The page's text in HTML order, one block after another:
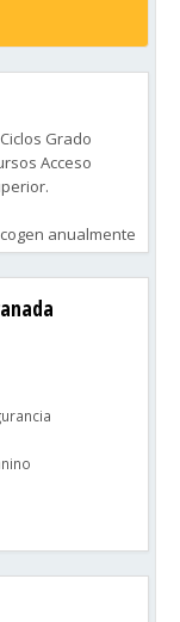
Grado
Acceso
anualmente
laboral
o
de éxito para